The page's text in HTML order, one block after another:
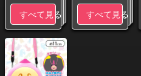
すべて見る すべて見る